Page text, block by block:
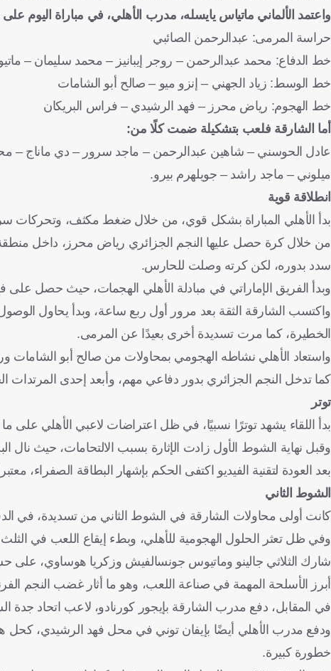
واعتمد الألماني ماتياس يايسله، مدرب الأهلي، في مباراة
حراسة المرمى: عبدالرحمن الصائبي
خط الدفاع: محمد عبدالرحمن – روجر إيبانيز – محمد سليمان –
خط الوسط: زياد الجهني – إنزو ميو – صالح أبو الشامات
خط الهجوم: رياض محرز – فهد الرشيدي – فراس البريكان
أما الشارقة فلعب بتشكيلة ضمت كلًا من:
عادل الحوسني – شاهين عبدالرحمن – ماجد سرور – دي ماناج –
ميلوني – ماجد راشد – جويلهرم بيرو.
انطلاقة قوية
من خلال كرة حصل عليها النجم الجزائري رياض محرز، داخل
سدد بدوره، لكن كرته وصلت للحارس.
وبدأ الفريق الإماراتي في مبادلة الأهلي الهجمات، حيث حصل على فرصة في الدقيقة 18 من كرة
واكتسب الشارقة الثقة بعد مرور أول ربع ساعة، وبدأ يحاول
الخطيرة، كما مرت تسديدة أخرى بعيدًا عن المرمى.
واستعاد الأهلي نشاطه الهجومي بمحاولات من صالح أبو
كما تدخل النجم الجزائري بدور دفاعي مهم، وأبعد إحدى المرتدات
توتر
بدأ اللقاء يشهد توترًا نسبيًا، في ظل اعتراضات لاعبي الأهلي على
وقبل نهاية الشوط الأول زادت الإثارة بسبب الالتحامات، حيث نال
بعد العودة لتقنية الفيديو اكتفى الحكم بإشهار البطاقة الصفراء،
الشوط الثاني
كانت أولى محاولات الشارقة في الشوط الثاني من تسديدة، في الدقيقة 46، لكنها مرت بجوار القائم
شارك الثلاثي جالينو وماتيوس جونسالفيش وزكريا هوساوي،
أبرز الأسلحة المهمة في صناعة اللعب، وهو ما أثار غضب النجم
في المقابل، دفع مدرب الشارقة بإيجور كورنادو، لاعب اتحاد جدة
ودفع مدرب الأهلي أيضًا بإيفان توني في محل فهد الرشيدي، كحل
خطورة كبيرة.